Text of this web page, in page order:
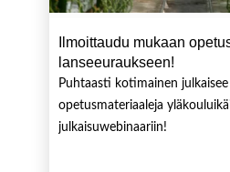
Ilmoittaudu mukaan
lanseeuraukseen!
Puhtaasti kotimainen julkaisee
opetusmateriaaleja
julkaisuwebinaariin!